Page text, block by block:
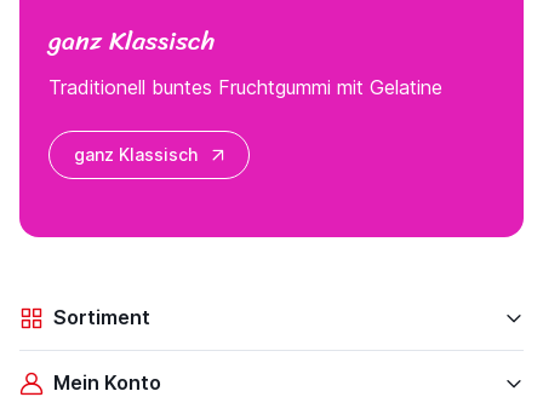
ganz Klassisch
Traditionell buntes Fruchtgummi mit Gelatine
ganz Klassisch
Sortiment
Mein Konto